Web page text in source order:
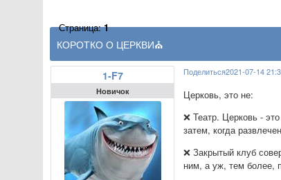
​​КОРОТКО О ЦЕРКВИ⛪️
Страница:1
Поделиться2021-07-14
1-F7
Новичок
Церковь, это не:
❌ Театр. Церковь -
затем, когда
❌ Закрытый клуб
ним, а уж, тем более,